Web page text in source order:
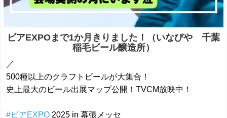
ビアEXPOまで1か月きりました！（いなびや 千葉
稲毛ビール醸造所）
／
500種以上のクラフトビールが大集合！
史上最大のビール出展マップ公開！TVCM放映中！
#ビアEXPO 2025 in 幕張メッセ